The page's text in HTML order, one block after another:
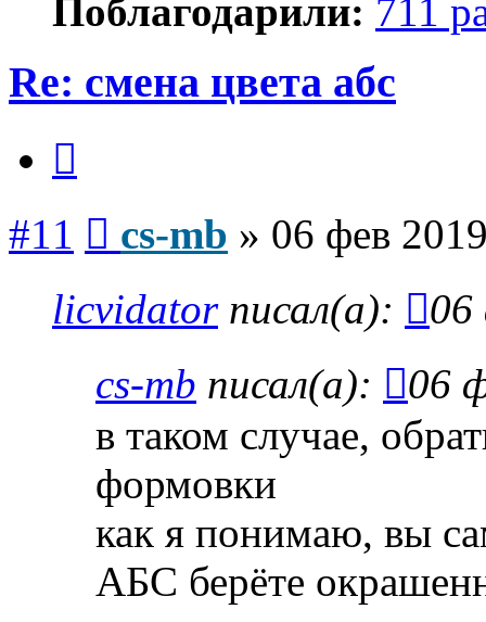
Поблагодарили: 711
Re: смена цвета абс
#11 cs-mb » 06 фев
licvidatorписал(а):
06
cs-mb писал(а):
06
в таком случае,
формовки
как я понимаю, вы
АБС берёте